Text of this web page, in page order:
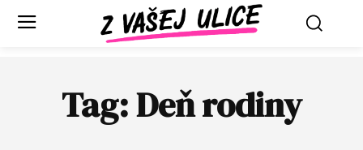
Tag:Deň rodiny